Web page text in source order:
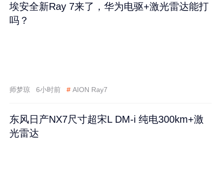
埃安全新Ray 7来了，华为电驱+激光雷达能打
吗？
师梦琼 6小时前 # AION Ray7
东风日产NX7尺寸超宋L DM-i 纯电300km+激
光雷达